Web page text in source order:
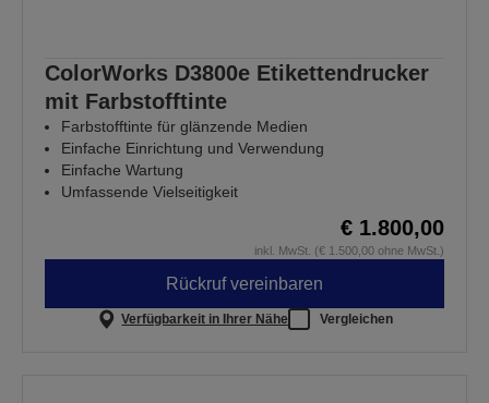
ColorWorks D3800e Etikettendrucker
mit Farbstofftinte
Farbstofftinte für glänzende Medien
Einfache Einrichtung und Verwendung
Einfache Wartung
Umfassende Vielseitigkeit
€ 1.800,00
inkl. MwSt. (€ 1.500,00 ohne MwSt.)
Rückruf vereinbaren
Verfügbarkeit in Ihrer Nähe Vergleichen